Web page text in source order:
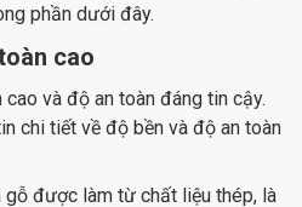
phần dưới đây.
cao
và độ an toàn đáng tin cậy.
chi tiết về độ bền và độ an toàn
gỗ được làm từ chất liệu thép, là